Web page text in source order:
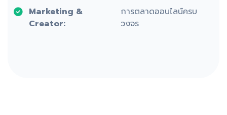
Marketing &
Creator:
การตลาดออนไลน์ครบ
วงจร